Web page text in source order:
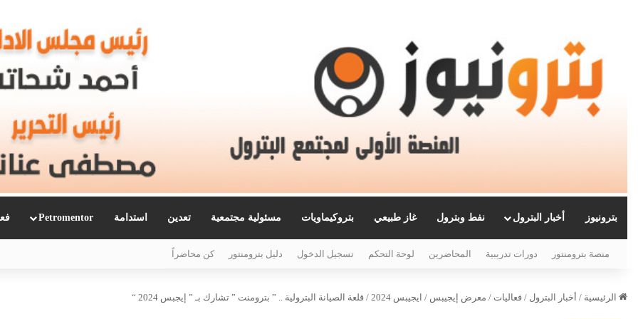
بترونيوز أخبار البترول نفط وبترول غاز طبيعي بتروكيماويات مسئولية مجتمعية تعدين استدامة Petromentor
منصة بترومنتور دورات تدريبية المحاضرين لوحة التحكم تسجيل الدخول دليل بترومنتور كن محاضراً
الرئيسية / أخبار البترول / فعاليات / معرض إيجيبس / ايجيبس 2024 / قلعة الصيانة البترولية .. ” بترومنت ” تشارك بـ ” إيجبس 2024 “